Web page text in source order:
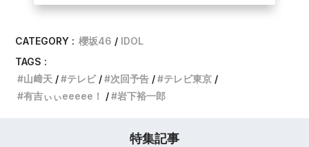
CATEGORY : 櫻坂46
IDOL
TAGS :
山﨑天
テレビ 次回予告
テレビ東京
有吉ぃぃeeeee！
岩下裕一郎
特集記事